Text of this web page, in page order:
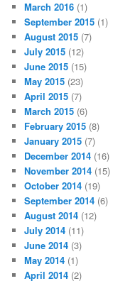
March 2016 (1)
September 2015 (1)
August 2015 (7)
July 2015 (12)
June 2015 (15)
May 2015 (23)
April 2015 (7)
March 2015 (6)
February 2015 (8)
January 2015 (7)
December 2014 (16)
November 2014 (15)
October 2014 (19)
September 2014 (6)
August 2014 (12)
July 2014 (11)
June 2014 (3)
May 2014 (1)
April 2014 (2)